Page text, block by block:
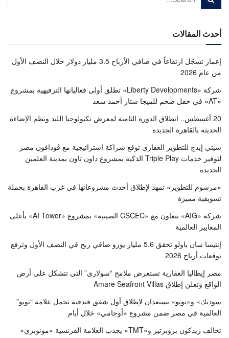
أحدث المقالات
إعمار تسجّل ارتفاعاً في صافي الأرباح 3.5 مليار دولار خلال النصف الأول
من عام 2026
شركة «Liberty Developments» تطلق أولى فعالياتها الترفيهية بمشروع
«AT» في حفل ضخم للميجا ستار أحمد سعد
20 أغسطس.. انطلاق الدورة الثامنة لمعرض تكنولوجيا الليد ونظم الإضاءة
الحديثة بالقاهرة الجديدة
سيتي إيدج للتطوير العقاري توقع شراكة استراتيجية مع ڤودافون مصر
لتوفير خدمات Triple Play الذكية بمشروع داون تاون بمدينة العلمين
الجديدة
«مرسوم للتطوير» تمهد لإطلاق أحدث مشروعاتها في غرب القاهرة بحملة
تسويقية مميزة
شركة «AIG» تتعاون مع «CSCEC الصينية» بمشروع «AI Tower» بأعلى
المعايير العالمية
إنتيسا سان باولو تحقق 5.6 مليار يورو صافي ربح في النصف الأول وترفع
توقعات أرباح 2026
مصر إيطاليا العقارية تستعرض ملامح “سولاري” التي تتشكل على أرض
الواقع وتعلن إطلاق Amare Seafront Villas
سوديك» و«نوبو» تستعدان لإطلاق أول شقق فندقية تحمل علامة “نوبو”
العالمية في مصر ضمن مشروع «أوجامي» خلال أيام
تحالف ريدكون بروبرتيز و«TMT» يجذب العلامة الفرنسية «مونوبري»